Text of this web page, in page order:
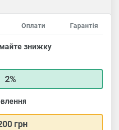
Оплати Гарантія
знижку
2%
грн